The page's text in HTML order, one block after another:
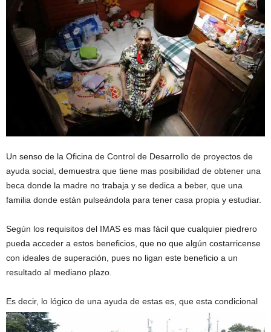
Un senso de la Oficina de Control de Desarrollo de proyectos de
ayuda social, demuestra que tiene mas posibilidad de obtener una
beca donde la madre no trabaja y se dedica a beber, que una
familia donde están pulseándola para tener casa propia y estudiar.
Según los requisitos del IMAS es mas fácil que cualquier piedrero
pueda acceder a estos beneficios, que no que algún costarricense
con ideales de superación, pues no ligan este beneficio a un
resultado al mediano plazo.
Es decir, lo lógico de una ayuda de estas es, que esta condicional